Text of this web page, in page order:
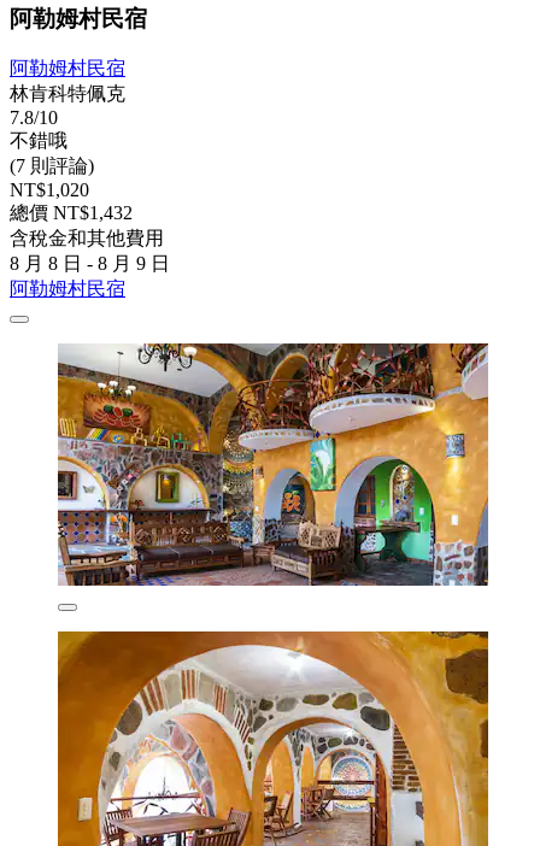
阿勒姆村民宿
阿勒姆村民宿
林肯科特佩克
7.8/10
不錯哦
(7 則評論)
NT$1,020
總價 NT$1,432
含稅金和其他費用
8 月 8 日 - 8 月 9 日
阿勒姆村民宿